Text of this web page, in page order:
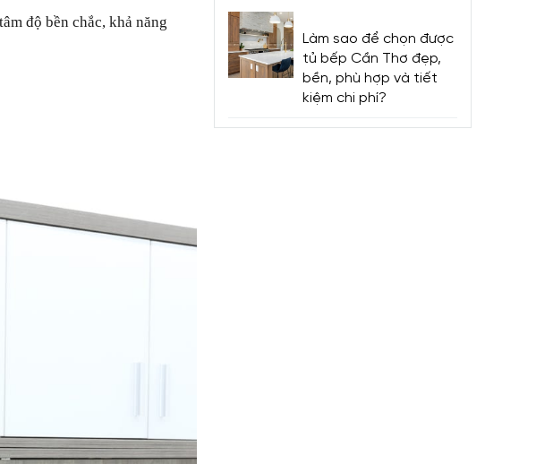
độ bền chắc, khả năng
Làm sao để chọn được
tủ bếp Cần Thơ đẹp,
bền, phù hợp và tiết
kiệm chi phí?